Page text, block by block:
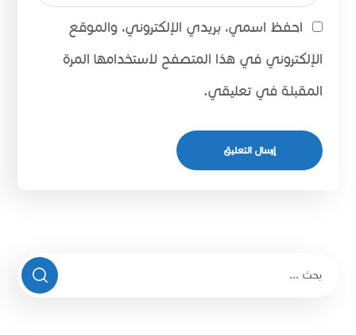
احفظ اسمي، بريدي الإلكتروني، والموقع
الإلكتروني في هذا المتصفح لاستخدامها المرة
المقبلة في تعليقي.